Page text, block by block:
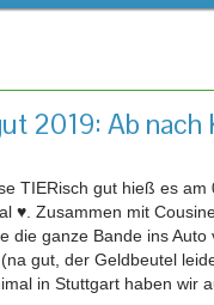
2019: Ab nach
TIERisch gut hieß es am
♥. Zusammen mit
die ganze Bande ins
gut, der Geldbeutel
in Stuttgart haben wir